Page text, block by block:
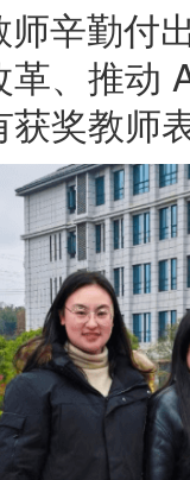
辛勤付
、推动
奖教师